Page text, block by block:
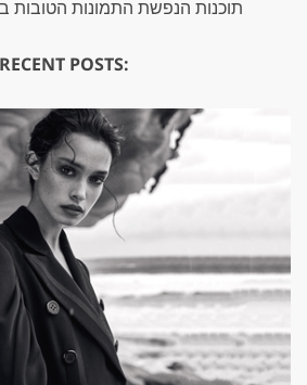
11 תוכנות הנפשת התמונות הטובות
RECENT POSTS: